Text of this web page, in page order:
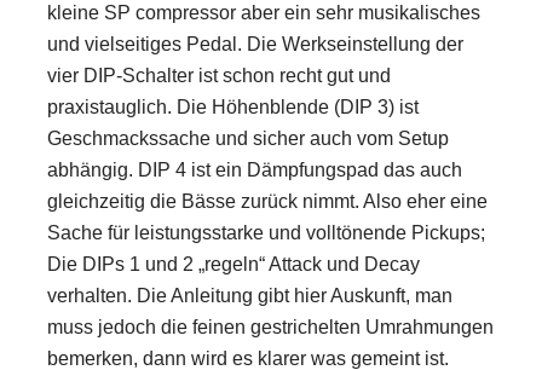
kleine SP compressor aber ein sehr musikalisches
und vielseitiges Pedal. Die Werkseinstellung der
vier DIP-Schalter ist schon recht gut und
praxistauglich. Die Höhenblende (DIP 3) ist
Geschmackssache und sicher auch vom Setup
abhängig. DIP 4 ist ein Dämpfungspad das auch
gleichzeitig die Bässe zurück nimmt. Also eher eine
Sache für leistungsstarke und volltönende Pickups;
Die DIPs 1 und 2 „regeln“ Attack und Decay
verhalten. Die Anleitung gibt hier Auskunft, man
muss jedoch die feinen gestrichelten Umrahmungen
bemerken, dann wird es klarer was gemeint ist.